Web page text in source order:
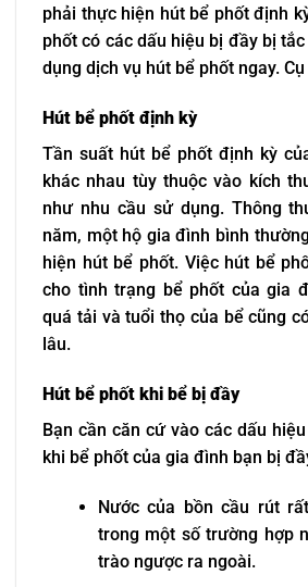
phải thực hiện hút bể phốt định
phốt có các dấu hiệu bị đầy bị
dụng dịch vụ hút bể phốt ngay.
Hút bể phốt định kỳ
Tần suất hút bể phốt định kỳ
khác nhau tùy thuộc vào kích
như nhu cầu sử dụng. Thông
năm, một hộ gia đình bình
hiện hút bể phốt. Việc hút bể
cho tình trạng bể phốt của gia
quá tải và tuổi thọ của bể cũng
lâu.
Hút bể phốt khi bể bị đầy
Bạn cần căn cứ vào các dấu
khi bể phốt của gia đình bạn bị
Nước của bồn cầu rút
trong một số trường hợp
trào ngược ra ngoài.